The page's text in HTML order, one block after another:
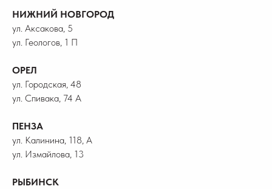
НИЖНИЙ НОВГОРОД
ул. Аксакова, 5
ул. Геологов, 1 П
ОРЕЛ
ул. Городская, 48
ул. Спивака, 74 А
ПЕНЗА
ул. Калинина, 118, А
ул. Измайлова, 13
РЫБИНСК